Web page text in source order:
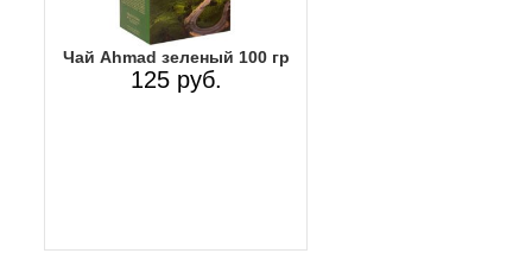
Чай Ahmad зеленый 100 гр
125 руб.